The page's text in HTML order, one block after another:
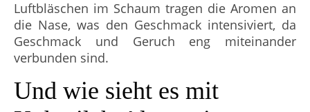
Luftbläschen im Schaum tragen die Aromen an
die Nase, was den Geschmack intensiviert, da
Geschmack und Geruch eng miteinander
verbunden sind.
Und wie sieht es mit